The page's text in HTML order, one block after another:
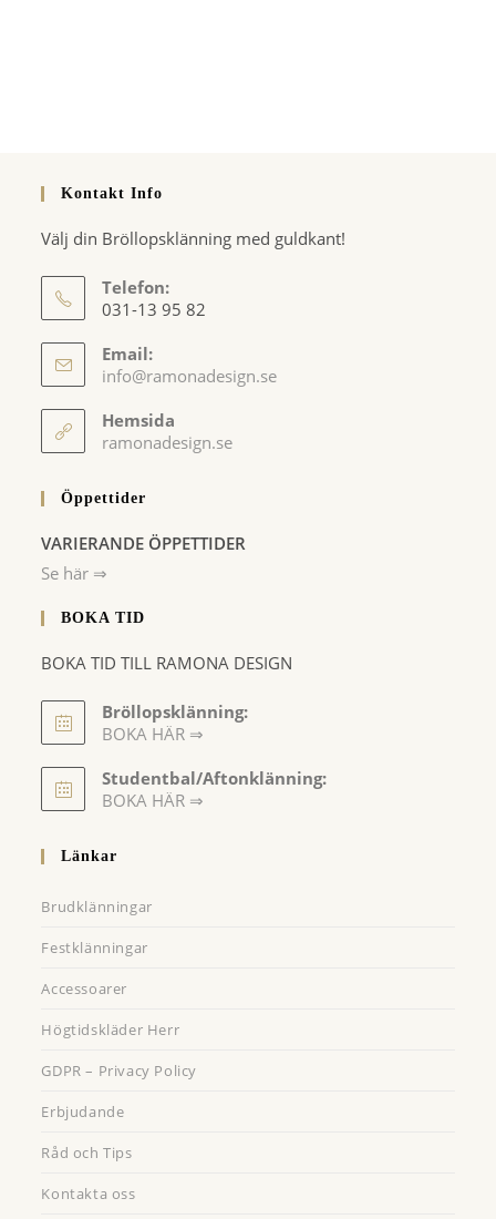
Kontakt Info
Välj din Bröllopsklänning med guldkant!
Telefon:
031-13 95 82
Email:
info@ramonadesign.seOpens
Hemsida
ramonadesign.se
Öppettider
VARIERANDE ÖPPETTIDER
Se här ⇒
BOKA TID
BOKA TID TILL RAMONA DESIGN
Bröllopsklänning:
BOKA HÄR ⇒
in
a
tab
Studentbal/Aftonklänning:
BOKA HÄR ⇒
Länkar
Brudklänningar
Festklänningar
Accessoarer
Högtidskläder Herr
GDPR – Privacy Policy
Erbjudande
Råd och Tips
Kontakta oss